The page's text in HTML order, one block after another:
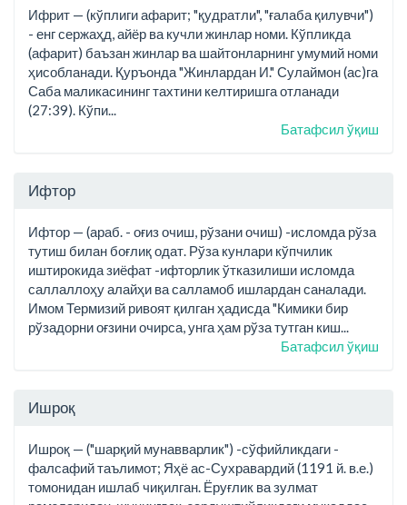
Ифрит — (кўплиги афарит; "қудратли", "ғалаба қилувчи")
- енг сержаҳд, айёр ва кучли жинлар номи. Кўпликда
(афарит) баъзан жинлар ва шайтонларнинг умумий номи
ҳисобланади. Қуръонда "Жинлардан И." Сулаймон (ас)га
Саба маликасининг тахтини келтиришга отланади
(27:39). Кўпи...
Батафсил ўқиш
Ифтор
Ифтор — (араб. - оғиз очиш, рўзани очиш) -исломда рўза
тутиш билан боғлиқ одат. Рўза кунлари кўпчилик
иштирокида зиёфат -ифторлик ўтказилиши исломда
саллаллоҳу алайҳи ва салламоб ишлардан саналади.
Имом Термизий ривоят қилган ҳадисда "Кимики бир
рўзадорни оғзини очирса, унга ҳам рўза тутган киш...
Батафсил ўқиш
Ишроқ
Ишроқ — ("шарқий мунавварлик") -сўфийликдаги -
фалсафий таълимот; Яҳё ас-Сухравардий (1191 й. в.е.)
томонидан ишлаб чиқилган. Ёруғлик ва зулмат